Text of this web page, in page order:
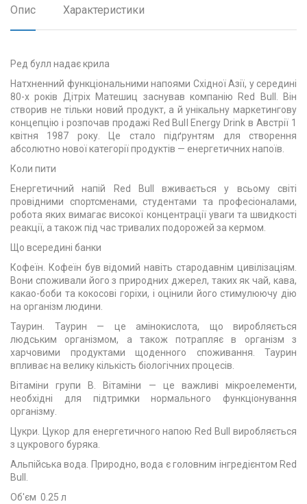
Опис Характеристики
Ред булл надає крила
Натхненний функціональними напоями Східної Азії, у середині
80-х років Дітріх Матешиц заснував компанію Red Bull. Він
створив не тільки новий продукт, а й унікальну маркетингову
концепцію і розпочав продажі Red Bull Energy Drink в Австрії 1
квітня 1987 року. Це стало підґрунтям для створення
абсолютно нової категорії продуктів — енергетичних напоїв.
Коли пити
Енергетичний напій Red Bull вживається у всьому світі
провідними спортсменами, студентами та професіоналами,
робота яких вимагає високої концентрації уваги та швидкості
реакції, а також під час тривалих подорожей за кермом.
Що всередині банки
Кофеїн. Кофеїн був відомий навіть стародавнім цивілізаціям.
Вони споживали його з природних джерел, таких як чай, кава,
какао-боби та кокосові горіхи, і оцінили його стимулюючу дію
на організм людини.
Таурин. Таурин — це амінокислота, що виробляється
людським організмом, а також потрапляє в організм з
харчовими продуктами щоденного споживання. Таурин
впливає на велику кількість біологічних процесів.
Вітаміни групи В. Вітаміни — це важливі мікроелементи,
необхідні для підтримки нормального функціонування
організму.
Цукри. Цукор для енергетичного напою Red Bull виробляється
з цукрового буряка.
Альпійська вода. Природно, вода є головним інгредієнтом Red
Bull.
Об'єм 0.25 л